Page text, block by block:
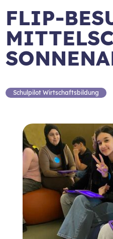
FLIP-
Schulpilot Wirtschaftsbildung